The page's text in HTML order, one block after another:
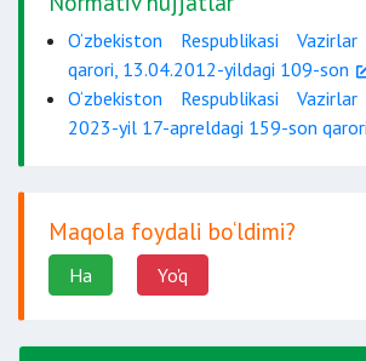
O‘zbekiston Respublikasi Vazirlar
qarori, 13.04.2012-yildagi 109-son
O‘zbekiston Respublikasi Vazirlar
2023-yil 17-apreldagi 159-son qarori
Maqola foydali bo‘ldimi?
Ha Yo'q